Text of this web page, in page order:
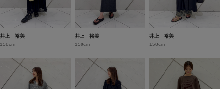
井上 裕美
158cm
井上 裕美
158cm
井上 裕美
158cm